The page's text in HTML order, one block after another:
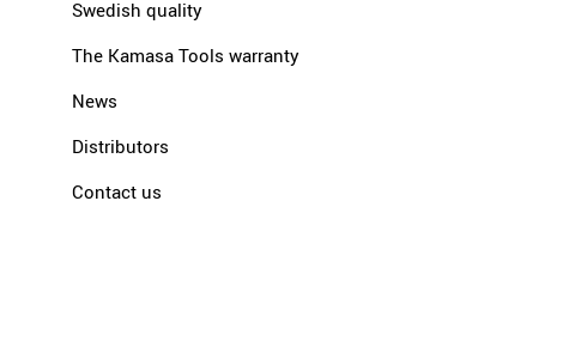
Swedish quality
The Kamasa Tools warranty
News
Distributors
Contact us